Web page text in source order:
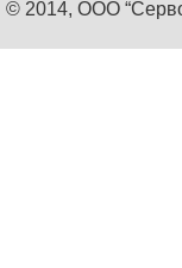
© 2014, ООО